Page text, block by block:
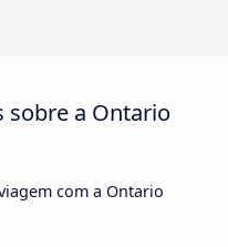
sobre a Ontario
com a Ontario